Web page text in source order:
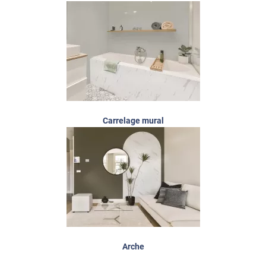
Carrelage mural
Arche